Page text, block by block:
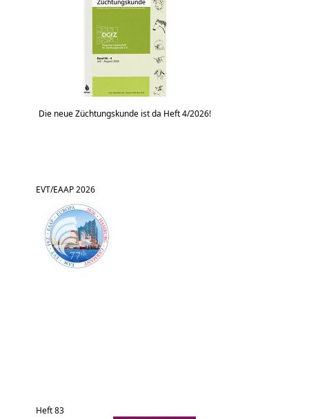
Die neue Züchtungskunde ist da Heft 4/2026!
EVT/EAAP 2026
Heft 83